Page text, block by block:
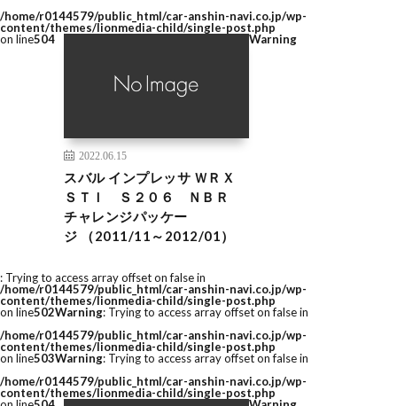
/home/r0144579/public_html/car-anshin-navi.co.jp/wp-
content/themes/lionmedia-child/single-post.php
on line504
2022.06.15
スバル インプレッサ ＷＲＸ
ＳＴＩ Ｓ２０６ ＮＢＲ
チャレンジパッケー
ジ （2011/11～2012/01）
Warning
: Trying to access array offset on false in
/home/r0144579/public_html/car-anshin-navi.co.jp/wp-
content/themes/lionmedia-child/single-post.php
on line502Warning: Trying to access array offset on false in
/home/r0144579/public_html/car-anshin-navi.co.jp/wp-
content/themes/lionmedia-child/single-post.php
on line503Warning: Trying to access array offset on false in
/home/r0144579/public_html/car-anshin-navi.co.jp/wp-
content/themes/lionmedia-child/single-post.php